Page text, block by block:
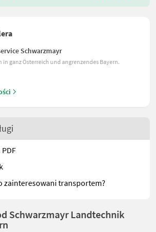
Schwarzmayr
in ganz Österreich und angrenzendes Bayern.
zainteresowani transportem?
Schwarzmayr Landtechnik